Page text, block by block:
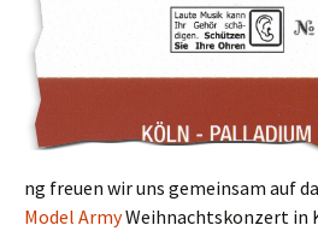
ng freuen wir uns gemeinsam auf
Model ArmyWeihnachtskonzert in